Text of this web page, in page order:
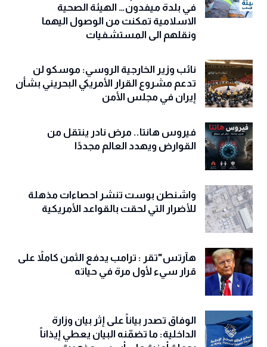
في بلدة ميفدون… الهيئة الصحية
الاسلامية تمكنت من الوصول اليهما
ونقلهم الى المستشفيات
نائب وزير الخارجية الروسي: موسكو لن
تدعم مشروع القرار الأمريكي البحريني بشأن
إيران في مجلس الأمن
فيروس هانتا.. مرض نادر ينتقل من
القوارض ويهدد العالم مجددًا
واشنطن بوست تنشر احصاءات مذهلة
للأضرار التي لحقت بالقواعد الأمريكية
هآرتس"تقر : ترامب يدفع الثمن كاملاً على
قرار سيء لأول مرة في حياته
الوفاق تصدر بياناً على إثر بيان وزارة
الداخلية: ما تضمّنه البيان يعطي إيذاناً